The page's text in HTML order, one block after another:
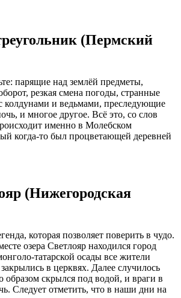
(Пермский
парящие над землёй предметы,
резкая смена погоды, странные
колдунами и ведьмами, преследующие
и многое другое. Всё это, со слов
именно в Молебском
когда-то был процветающей деревней
(Нижегородская
которая позволяет поверить в чудо.
озера Светлояр находился город
татарской осады все жители
в церквях. Далее случилось
образом скрылся под водой, и враги в
Следует отметить, что в наши дни на